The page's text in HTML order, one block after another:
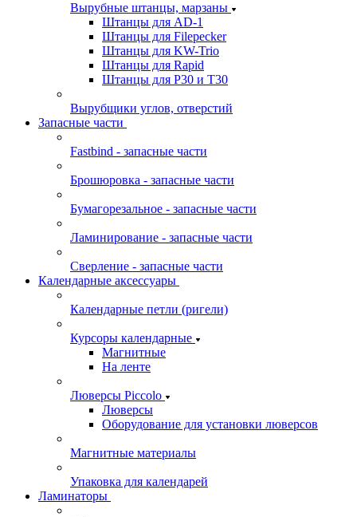
Вырубные штанцы, марзаны
Штанцы для AD-1
Штанцы для Filepecker
Штанцы для KW-Trio
Штанцы для Rapid
Штанцы для Р30 и Т30
Вырубщики углов, отверстий
Запасные части
Fastbind - запасные части
Брошюровка - запасные части
Бумагорезальное - запасные части
Ламинирование - запасные части
Сверление - запасные части
Календарные аксессуары
Календарные петли (ригели)
Курсоры календарные
Магнитные
На ленте
Люверсы Piccolo
Люверсы
Оборудование для установки люверсов
Магнитные материалы
Упаковка для календарей
Ламинаторы